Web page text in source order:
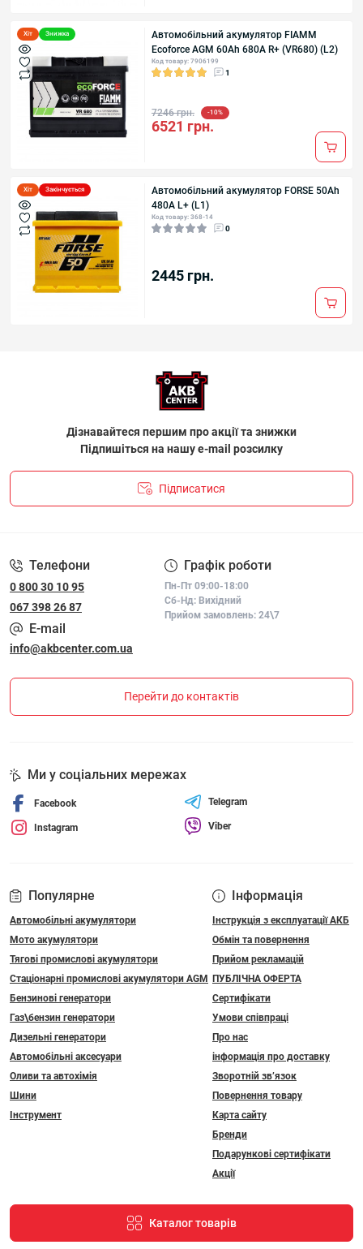
Хіт Знижка
Автомобільний акумулятор FIAMM
Ecoforce AGM 60Аh 680А R+ (VR680) (L2)
Код товару: 7906199
1
7246 грн. -10%
6521 грн.
Хіт Закінчується
Автомобільний акумулятор FORSE 50Аh
480А L+ (L1)
Код товару: 368-14
0
2445 грн.
Дізнавайтеся першим про акції та знижки
Підпишіться на нашу e-mail розсилку
Підписатися
Телефони
0 800 30 10 95
067 398 26 87
Графік роботи
Пн-Пт 09:00-18:00
Сб-Нд: Вихідний
Прийом замовлень: 24\7
E-mail
info@akbcenter.com.ua
Перейти до контактів
Популярне
Автомобільні акумулятори
Мото акумулятори
Тягові промислові акумулятори
Стаціонарні промислові акумулятори АGM
Бензинові генератори
Газ\бензин генератори
Дизельні генератори
Автомобільні аксесуари
Оливи та автохімія
Шини
Інструмент
Інформація
Інструкція з експлуатації АКБ
Обмін та повернення
Прийом рекламацій
ПУБЛІЧНА ОФЕРТА
Сертифікати
Умови співпраці
Про нас
інформація про доставку
Зворотній зв’язок
Повернення товару
Карта сайту
Бренди
Подарункові сертифікати
Акції
Каталог товарів
Ми у соціальних мережах
Facebook
Instagram
Telegram
Viber